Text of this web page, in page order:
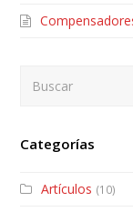
Categorías
Artículos (10)